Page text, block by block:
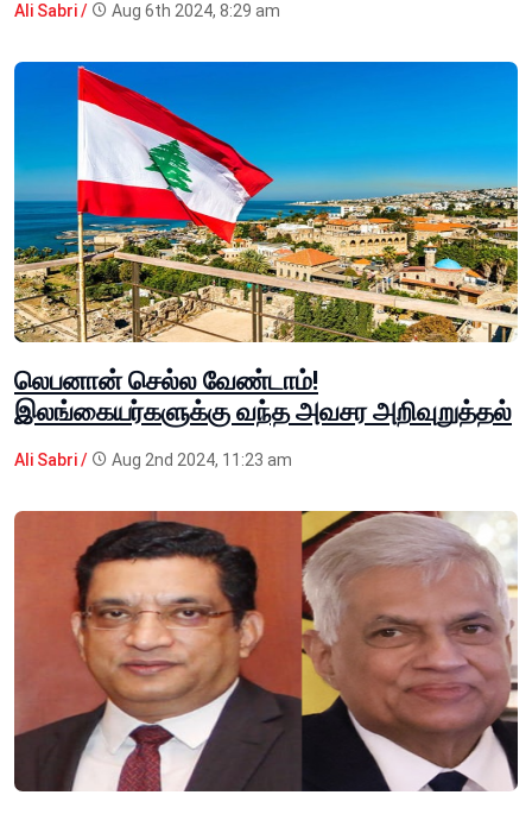
Ali Sabri / Aug 6th 2024, 8:29 am
லெபனான் செல்ல வேண்டாம்!
இலங்கையர்களுக்கு வந்த அவசர அறிவுறுத்தல்
Ali Sabri / Aug 2nd 2024, 11:23 am